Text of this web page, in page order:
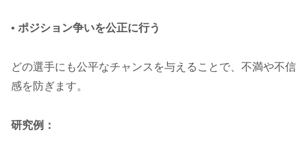
• ポジション争いを公正に行う
どの選手にも公平なチャンスを与えることで、不満や不信
感を防ぎます。
研究例：